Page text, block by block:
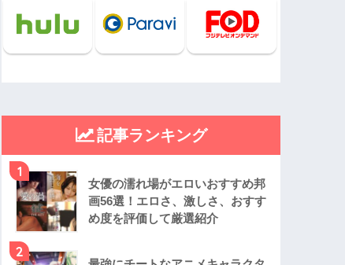
記事ランキング
1
女優の濡れ場がエロいおすすめ邦
画56選！エロさ、激しさ、おすす
め度を評価して厳選紹介
2